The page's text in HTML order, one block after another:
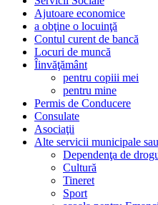
Ajutoare economice
a obţine o locuinţă
Contul curent de bancă
Locuri de muncă
Îinvăţământ
pentru copiii mei
pentru mine
Permis de Conducere
Consulate
Asociaţii
Alte servicii municipale
Dependenţa de
Cultură
Tineret
Sport